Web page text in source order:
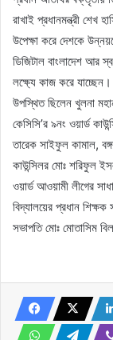
রাখাই প্রধানমন্ত্রী শেখ
উপেক্ষা করে দেশকে
ডিজিটাল বাংলাদেশ আর
লক্ষ্যে কাজ করে
উপস্থিত ছিলেন খুলনা
কেসিসি’র ৯নং ওয়ার্ড
তারেক সাইফুল কামাল,
কাউন্সিলর মোঃ শরিফুল
ওয়ার্ড আওয়ামী লীগের
বিদ্যালয়ের প্রধান শিক্ষক
সভাপতি মোঃ মোতাসিম